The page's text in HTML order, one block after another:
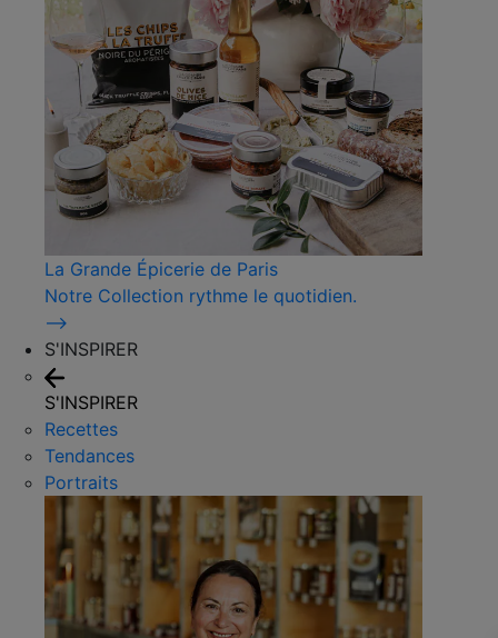
La Grande Épicerie de Paris
Notre Collection rythme le quotidien.
⟶
S'INSPIRER
S'INSPIRER
Recettes
Tendances
Portraits